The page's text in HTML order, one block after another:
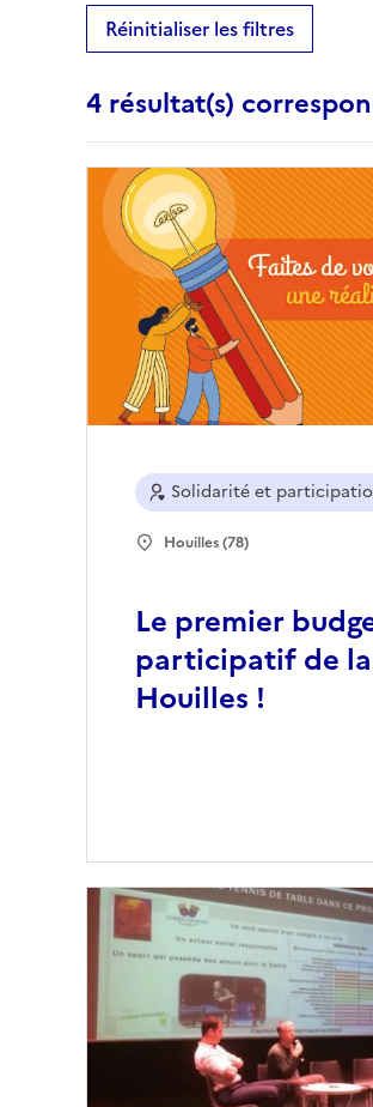
Réinitialiser les filtres
4 résultat(s)
Le premier
participatif de
Houilles !
Solidarité et
Houilles (78)